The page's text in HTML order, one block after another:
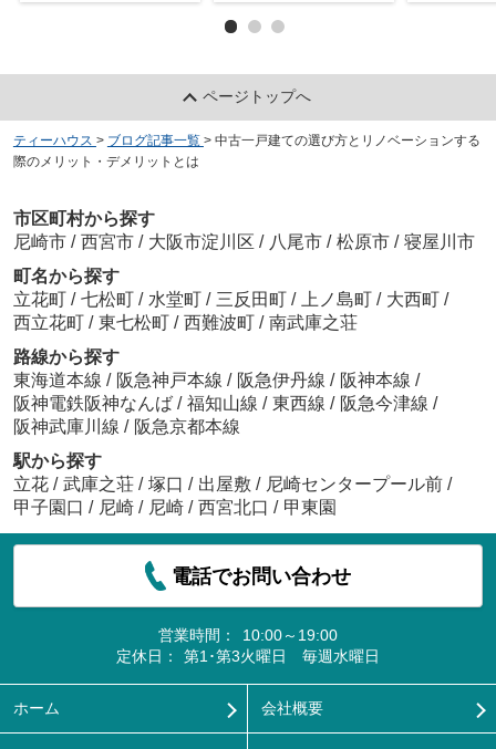
ページトップへ
ティーハウス > ブログ記事一覧 > 中古一戸建ての選び方とリノベーションする
際のメリット・デメリットとは
市区町村から探す
尼崎市 / 西宮市 / 大阪市淀川区 / 八尾市 / 松原市 / 寝屋川市
町名から探す
立花町 / 七松町 / 水堂町 / 三反田町 / 上ノ島町 / 大西町 /
西立花町 / 東七松町 / 西難波町 / 南武庫之荘
路線から探す
東海道本線 / 阪急神戸本線 / 阪急伊丹線 / 阪神本線 /
阪神電鉄阪神なんば / 福知山線 / 東西線 / 阪急今津線 /
阪神武庫川線 / 阪急京都本線
駅から探す
立花 / 武庫之荘 / 塚口 / 出屋敷 / 尼崎センタープール前 /
甲子園口 / 尼崎 / 尼崎 / 西宮北口 / 甲東園
電話でお問い合わせ
営業時間：
10:00～19:00
定休日：
第1･第3火曜日 毎週水曜日
ホーム 会社概要